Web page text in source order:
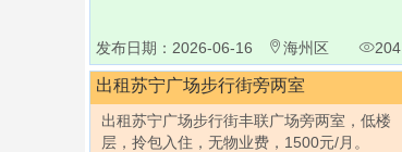
发布日期：2026-06-16 海州区 204
出租苏宁广场步行街旁两室
出租苏宁广场步行街丰联广场旁两室，低楼
层，拎包入住，无物业费，1500元/月。